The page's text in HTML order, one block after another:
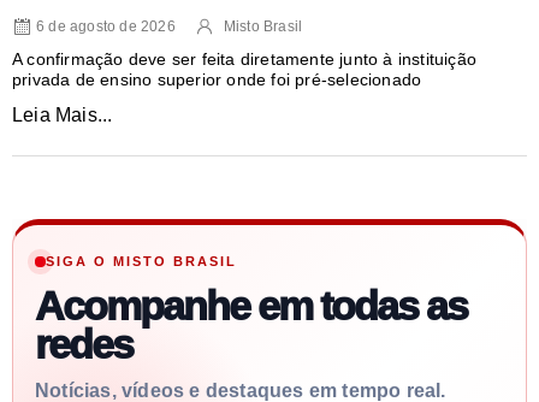
6 de agosto de 2026 Misto Brasil
A confirmação deve ser feita diretamente junto à instituição
privada de ensino superior onde foi pré-selecionado
Leia Mais...
SIGA O MISTO BRASIL
Acompanhe em todas as
redes
Notícias, vídeos e destaques em tempo real.